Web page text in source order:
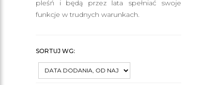
pleśń i będą przez lata spełniać swoje
funkcje w trudnych warunkach.
SORTUJ WG: